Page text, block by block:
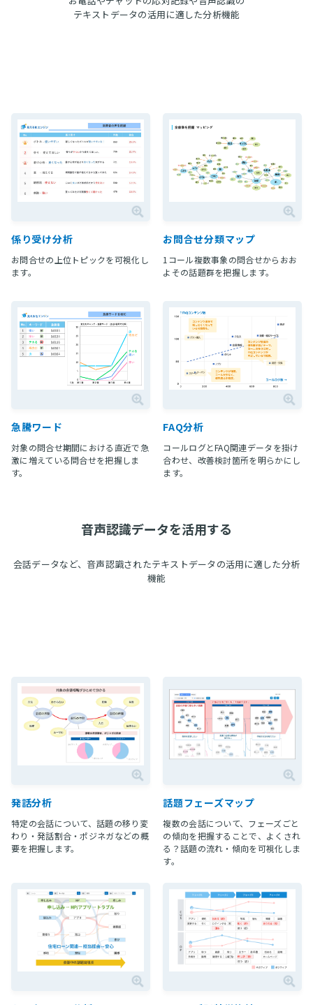
テキストデータの活用に適した分析機能
係り受け分析
お問合せの上位トピックを可視化し
ます。
お問合せ分類マップ
1コール複数事象の問合せからおお
よその話題群を把握します。
急騰ワード
対象の問合せ期間における直近で急
激に増えている問合せを把握しま
す。
FAQ分析
コールログとFAQ関連データを掛け
合わせ、改善検討箇所を明らかにし
ます。
音声認識データを活用する
会話データなど、音声認識されたテキストデータの活用に適した分析
機能
発話分析
特定の会話について、話題の移り変
わり・発話割合・ポジネガなどの概
要を把握します。
話題フェーズマップ
複数の会話について、フェーズごと
の傾向を把握することで、よくされ
る？話題の流れ・傾向を可視化しま
す。